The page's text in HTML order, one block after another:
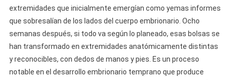
extremidades que inicialmente emergían como yemas informes
que sobresalían de los lados del cuerpo embrionario. Ocho
semanas después, si todo va según lo planeado, esas bolsas se
han transformado en extremidades anatómicamente distintas
y reconocibles, con dedos de manos y pies. Es un proceso
notable en el desarrollo embrionario temprano que produce